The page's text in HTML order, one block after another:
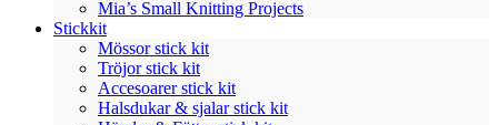
Mia’s Small Knitting Projects
Stickkit
Mössor stick kit
Tröjor stick kit
Accesoarer stick kit
Halsdukar & sjalar stick kit